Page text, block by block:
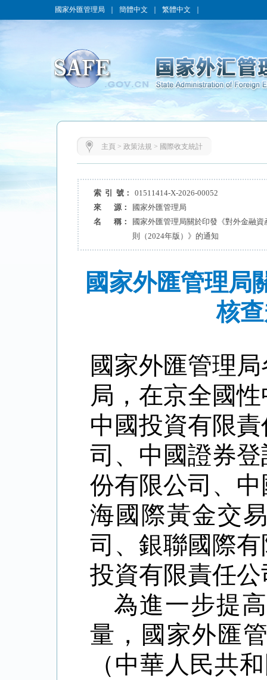
國家外匯管理局 簡體中文 繁體中文
主頁 > 政策法規 > 國際收支統計
索 引 號：
01511414-X-2026-00052
來 源：
國家外匯管理局
名 稱：
國家外匯管理局關於印發《對外金融
則（2024年版）》的通知
國家外匯管理局
核
國家外匯管理
局 ，在京全國
中國投資有限
司、中國證券
份有限公司、
海國際黃金交
司、銀聯國際
投資有限責任
為進一步提
量，國家外匯
（中華人民共